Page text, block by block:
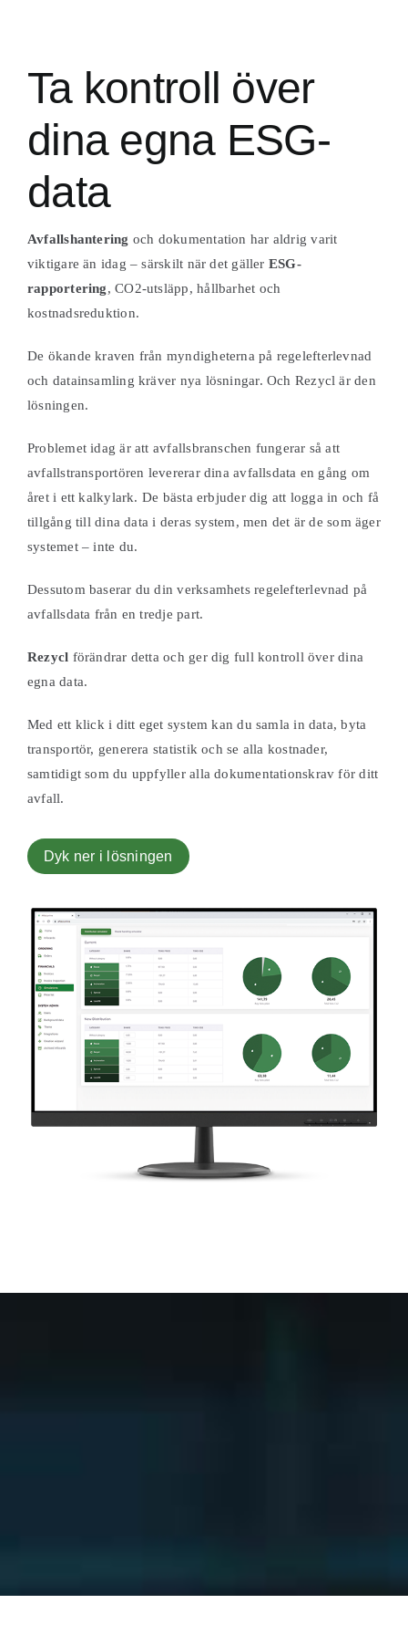
Ta kontroll över
dina egna ESG-
data
Avfallshantering och dokumentation har aldrig varit
viktigare än idag – särskilt när det gäller ESG-
rapportering, CO2-utsläpp, hållbarhet och
kostnadsreduktion.
De ökande kraven från myndigheterna på regelefterlevnad
och datainsamling kräver nya lösningar. Och Rezycl är den
lösningen.
Problemet idag är att avfallsbranschen fungerar så att
avfallstransportören levererar dina avfallsdata en gång om
året i ett kalkylark. De bästa erbjuder dig att logga in och få
tillgång till dina data i deras system, men det är de som äger
systemet – inte du.
Dessutom baserar du din verksamhets regelefterlevnad på
avfallsdata från en tredje part.
Rezycl förändrar detta och ger dig full kontroll över dina
egna data.
Med ett klick i ditt eget system kan du samla in data, byta
transportör, generera statistik och se alla kostnader,
samtidigt som du uppfyller alla dokumentationskrav för ditt
avfall.
Dyk ner i lösningen